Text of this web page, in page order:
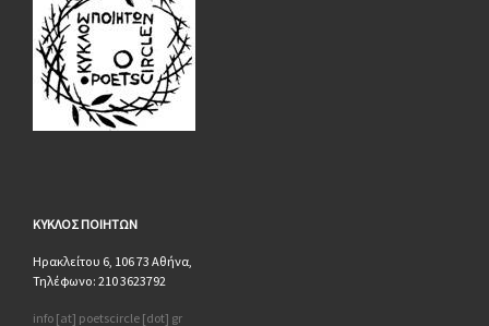
ΚΥΚΛΟΣ ΠΟΙΗΤΩΝ
Ηρακλείτου 6, 106 73 Αθήνα,
Τηλέφωνο: 210 3623792
info [at] poetscircle [dot] gr